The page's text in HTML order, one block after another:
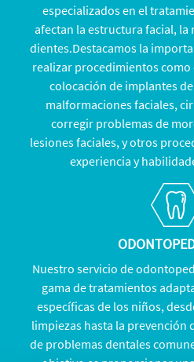
especializados en el
afectan la estructura facial, la
dientes.Destacamos la
realizar procedimientos
colocación de implantes
malformaciones faciales,
corregir problemas de
lesiones faciales, y otros
experiencia y
Nuestro servicio de
gama de tratamientos
específicas de los niños,
limpiezas hasta la prevención
de problemas dentales